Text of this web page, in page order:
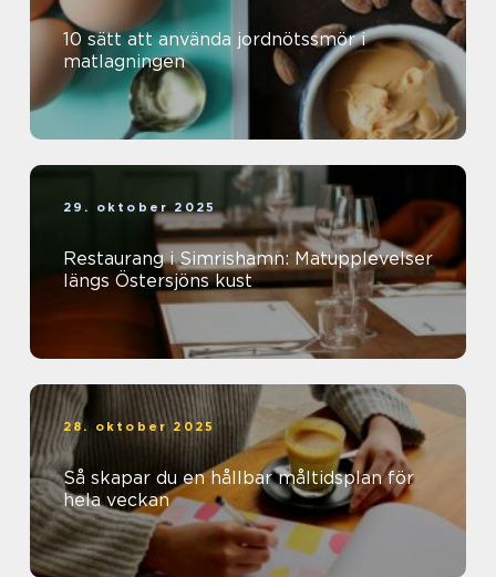
10 sätt att använda jordnötssmör i
matlagningen
29. oktober 2025
Restaurang i Simrishamn: Matupplevelser
längs Östersjöns kust
28. oktober 2025
Så skapar du en hållbar måltidsplan för
hela veckan